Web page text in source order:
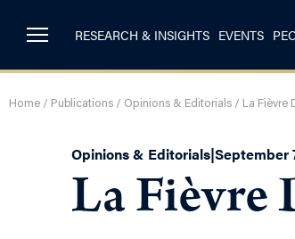
RESEARCH & INSIGHTS EVENTS
Home / Publications / Opinions & Editorials / La Fièvre
Opinions & Editorials|September
La Fièvre